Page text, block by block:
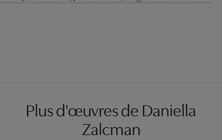
Plus d'œuvres de Daniella
Zalcman